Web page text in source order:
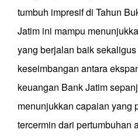
tumbuh impresif di Tahun
Jatim ini mampu
yang berjalan baik
keseimbangan antara
keuangan Bank Jatim
menunjukkan capaian yang
tercermin dari pertumbuhan